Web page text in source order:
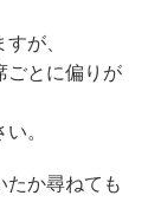
が、
ごとに偏りが
。
たか尋ねても